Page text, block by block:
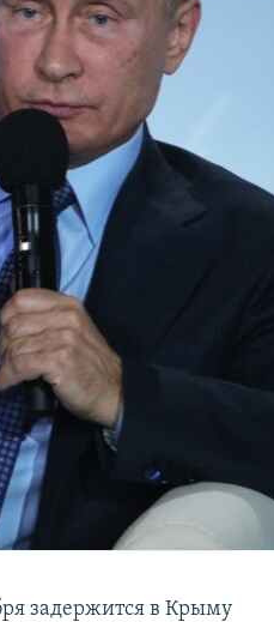
задержится в Крыму